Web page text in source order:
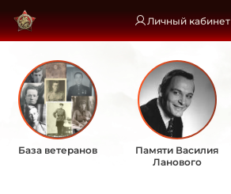
Личный кабинет
База ветеранов
Памяти Василия
Ланового